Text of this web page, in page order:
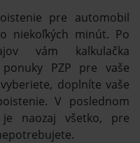
pre automobil
niekoľkých minút. Po
vám kalkulačka
PZP pre vaše
doplníte vaše
V poslednom
naozaj všetko, pre